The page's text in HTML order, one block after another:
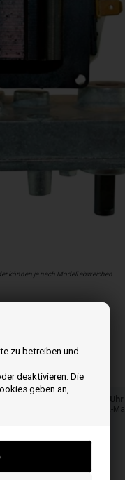
zu betreiben und
deaktivieren. Die
geben an,
können je nach Modell abweichen
Sie Ihre Artikel vor 15:00 Uhr
- Paketnummer an E-
ST. MIN. SEK.